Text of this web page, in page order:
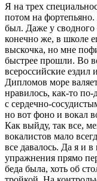
Я на трех
потом на
был. Даже у сводного
конечно же, в школе
выскочка, но мне
быстрее прошли. Во
всероссийские ездил
Дипломов море
нравилось, как-то
с сердечно-
но вот фоно и вокал
Как выйду, так все,
вокалистов мало
все давалось. Да я и
упражнения прямо
беда была, хоть об